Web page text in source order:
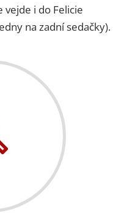
vejde i do Felicie
na zadní sedačky).